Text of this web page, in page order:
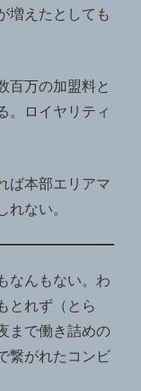
増えたとしても
百万の加盟料と
。ロイヤリティ
ば本部エリアマ
れない。
なんもない。わ
とれず（とら
まで働き詰めの
繋がれたコンビ